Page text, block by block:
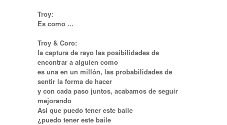
Troy:
Es como ...
Troy & Coro:
la captura de rayo las posibilidades de
encontrar a alguien como
es una en un millón, las probabilidades de
sentir la forma de hacer
y con cada paso juntos, acabamos de seguir
mejorando
Así que puedo tener este baile
¿puedo tener este baile